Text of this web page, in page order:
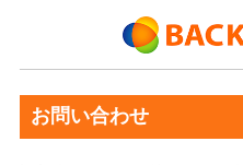
お問い合わせ